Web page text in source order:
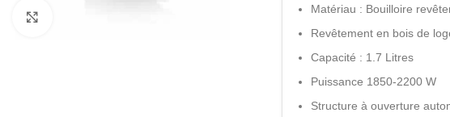
Matériau : Bouilloire
Revêtement en bois de
Capacité : 1.7 Litres
Puissance 1850-2200 W
Structure à ouverture